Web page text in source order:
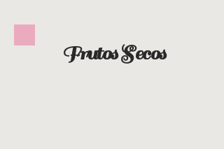
Frutos Secos